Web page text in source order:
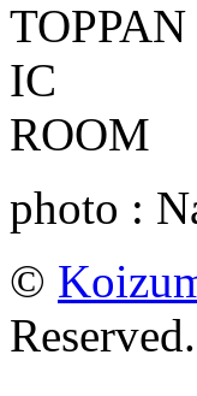
photo :
©
Reserved.